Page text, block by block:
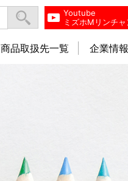
Youtube
ミズホMリンチ
商品取扱先一覧 企業情報